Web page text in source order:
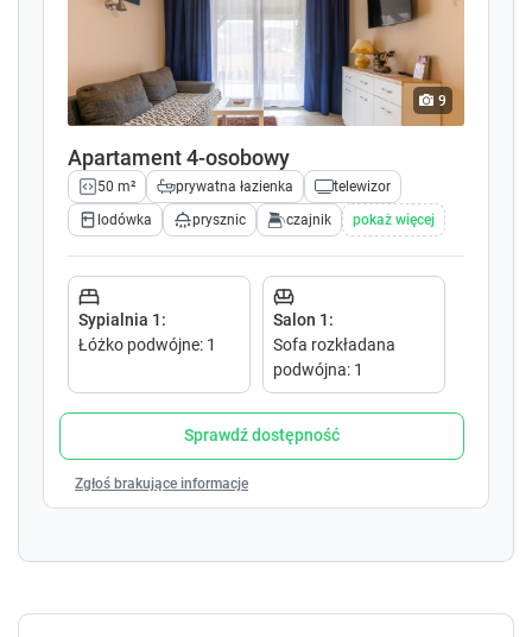
e
c
a
l
e
n
d
a
r
a
n
d
c
t
e
c
a
e
n
d
a
r
n
d
s
l
t
9
Apartament 4-osobowy
50 m² prywatna łazienka
telewizor
lodówka
prysznic czajnik pokaż więcej
Sypialnia 1:
Łóżko podwójne: 1
Salon 1:
Sofa rozkładana
podwójna: 1
Sprawdź dostępność
Zgłoś brakujące informacje